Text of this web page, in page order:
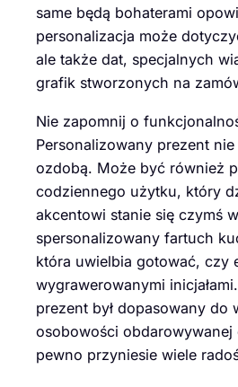
same będą bohaterami
personalizacja może
ale także dat, specjalnych
grafik stworzonych na
Nie zapomnij o
Personalizowany prezent
ozdobą. Może być również
codziennego użytku, który
akcentowi stanie się czymś
spersonalizowany fartuch
która uwielbia gotować, czy
wygrawerowanymi
prezent był dopasowany do
osobowości obdarowywanej
pewno przyniesie wiele